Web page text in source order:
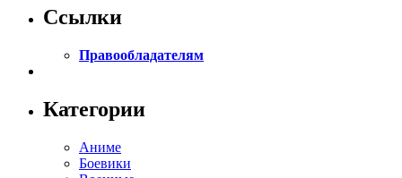
Ссылки
Правообладателям
Категории
Аниме
Боевики